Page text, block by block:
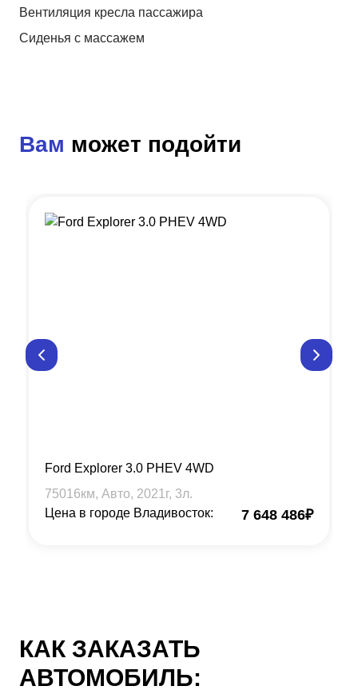
Вентиляция кресла пассажира
Сиденья с массажем
Вам может подойти
Ford Explorer 3.0 PHEV 4WD
75016км, Авто, 2021 г, 3л.
Цена в городе Владивосток:
7 648 486₽
КАК ЗАКАЗАТЬ
АВТОМОБИЛЬ: